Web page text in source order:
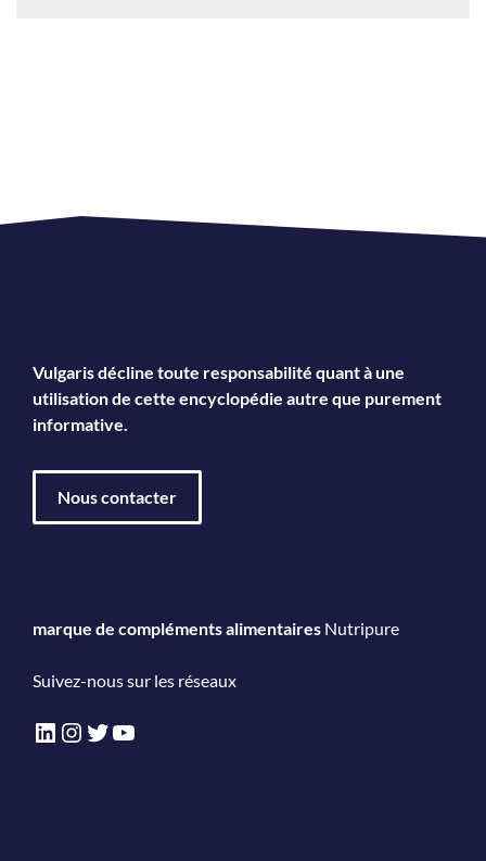
Vulgaris décline toute responsabilité quant à une
utilisation de cette encyclopédie autre que purement
informative.
Nous contacter
marque de compléments alimentaires Nutripure
Suivez-nous sur les réseaux
LinkedIn
Instagram
Twitter
YouTube